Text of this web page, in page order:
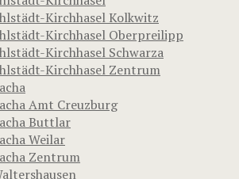
Kirchhasel Kolkwitz
Kirchhasel Oberpreilipp
Kirchhasel Schwarza
Kirchhasel Zentrum
Amt Creuzburg
Buttlar
Weilar
Zentrum